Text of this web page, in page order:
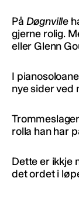
På Døgnville
gjerne rolig.
eller Glenn
I
nye sider ved
rolla han har
Dette er ikkje
det ordet i